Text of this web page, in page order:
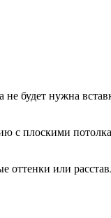
не будет нужна
с плоскими
оттенки или